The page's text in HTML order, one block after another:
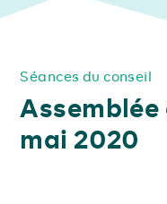
Séances du conseil
Assemblée
mai 2020